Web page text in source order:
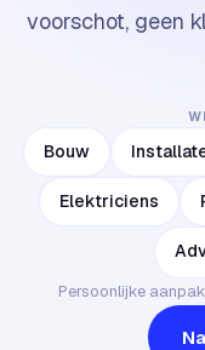
voorschot, geen
Bouw
Elektriciens
Persoonlijke